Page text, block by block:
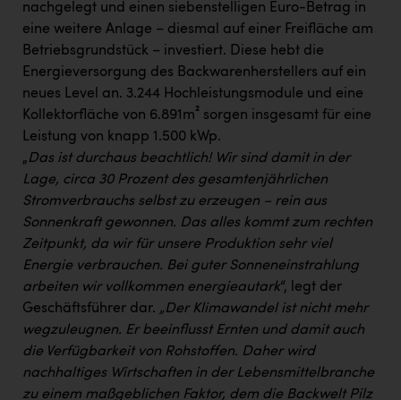
nachgelegt und einen siebenstelligen Euro-Betrag in
eine weitere Anlage – diesmal auf einer Freifläche am
Betriebsgrundstück – investiert. Diese hebt die
Energieversorgung des Backwarenherstellers auf ein
neues Level an. 3.244 Hochleistungsmodule und eine
Kollektorfläche von 6.891m² sorgen insgesamt für eine
Leistung von knapp 1.500 kWp.
„Das ist durchaus beachtlich! Wir sind damit in der
Lage, circa 30 Prozent des gesamtenjährlichen
Stromverbrauchs selbst zu erzeugen – rein aus
Sonnenkraft gewonnen. Das alles kommt zum rechten
Zeitpunkt, da wir für unsere Produktion sehr viel
Energie verbrauchen. Bei guter Sonneneinstrahlung
arbeiten wir vollkommen energieautark“, legt der
Geschäftsführer dar. „Der Klimawandel ist nicht mehr
wegzuleugnen. Er beeinflusst Ernten und damit auch
die Verfügbarkeit von Rohstoffen. Daher wird
nachhaltiges Wirtschaften in der Lebensmittelbranche
zu einem maßgeblichen Faktor, dem die Backwelt Pilz